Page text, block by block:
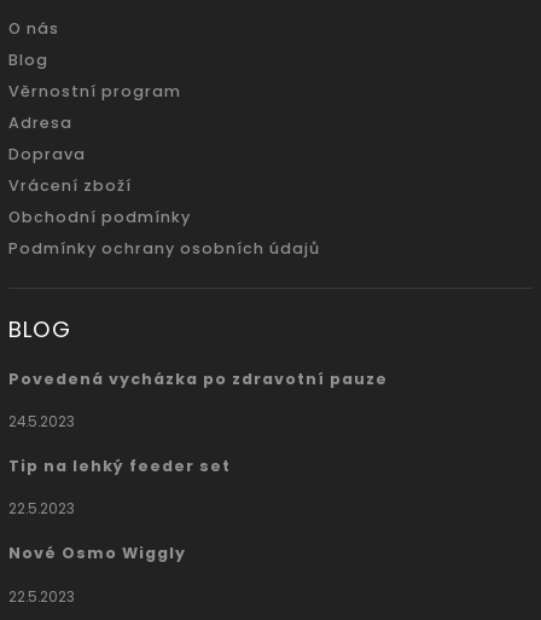
O nás
Blog
Věrnostní program
Adresa
Doprava
Vrácení zboží
Obchodní podmínky
Podmínky ochrany osobních údajů
BLOG
Povedená vycházka po zdravotní pauze
24.5.2023
Tip na lehký feeder set
22.5.2023
Nové Osmo Wiggly
22.5.2023